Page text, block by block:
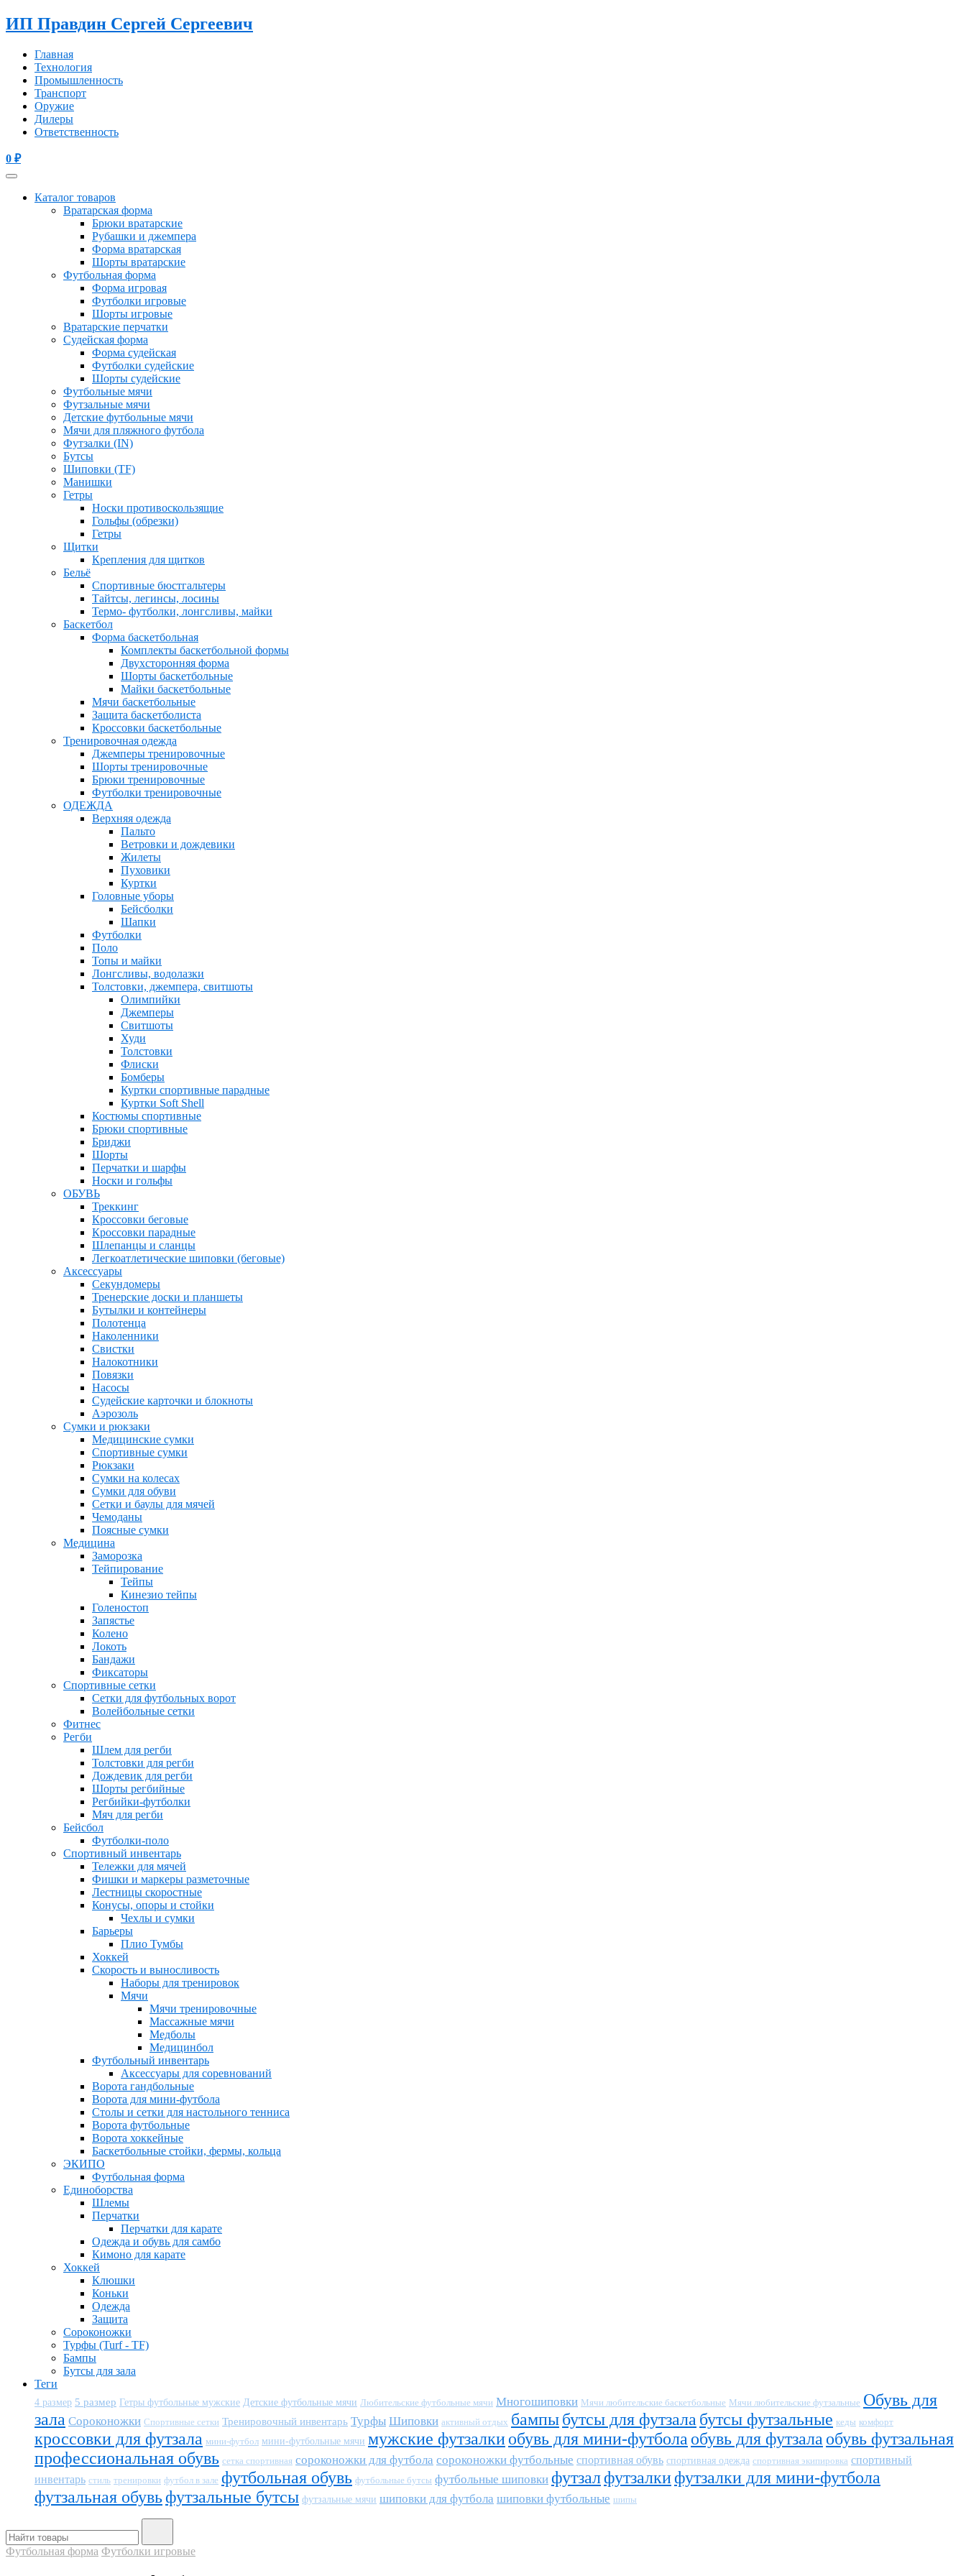
ИП Правдин Сергей Сергеевич
Главная
Технология
Промышленность
Транспорт
Оружие
Дилеры
Ответственность
0 ₽
Каталог товаров
Вратарская форма
Брюки вратарские
Рубашки и джемпера
Форма вратарская
Шорты вратарские
Футбольная форма
Форма игровая
Футболки игровые
Шорты игровые
Вратарские перчатки
Судейская форма
Форма судейская
Футболки судейские
Шорты судейские
Футбольные мячи
Футзальные мячи
Детские футбольные мячи
Мячи для пляжного футбола
Футзалки (IN)
Бутсы
Шиповки (TF)
Манишки
Гетры
Носки противоскользящие
Гольфы (обрезки)
Гетры
Щитки
Крепления для щитков
Бельё
Спортивные бюстгальтеры
Тайтсы, легинсы, лосины
Термо- футболки, лонгсливы, майки
Баскетбол
Форма баскетбольная
Комплекты баскетбольной формы
Двухсторонняя форма
Шорты баскетбольные
Майки баскетбольные
Мячи баскетбольные
Защита баскетболиста
Кроссовки баскетбольные
Тренировочная одежда
Джемперы тренировочные
Шорты тренировочные
Брюки тренировочные
Футболки тренировочные
ОДЕЖДА
Верхняя одежда
Пальто
Ветровки и дождевики
Жилеты
Пуховики
Куртки
Головные уборы
Бейсболки
Шапки
Футболки
Поло
Топы и майки
Лонгсливы, водолазки
Толстовки, джемпера, свитшоты
Олимпийки
Джемперы
Свитшоты
Худи
Толстовки
Флиски
Бомберы
Куртки спортивные парадные
Куртки Soft Shell
Костюмы спортивные
Брюки спортивные
Бриджи
Шорты
Перчатки и шарфы
Носки и гольфы
ОБУВЬ
Треккинг
Кроссовки беговые
Кроссовки парадные
Шлепанцы и сланцы
Легкоатлетические шиповки (беговые)
Аксессуары
Секундомеры
Тренерские доски и планшеты
Бутылки и контейнеры
Полотенца
Наколенники
Свистки
Налокотники
Повязки
Насосы
Судейские карточки и блокноты
Аэрозоль
Сумки и рюкзаки
Медицинские сумки
Спортивные сумки
Рюкзаки
Сумки на колесах
Сумки для обуви
Сетки и баулы для мячей
Чемоданы
Поясные сумки
Медицина
Заморозка
Тейпирование
Тейпы
Кинезио тейпы
Голеностоп
Запястье
Колено
Локоть
Бандажи
Фиксаторы
Спортивные сетки
Сетки для футбольных ворот
Волейбольные сетки
Фитнес
Регби
Шлем для регби
Толстовки для регби
Дождевик для регби
Шорты регбийные
Регбийки-футболки
Мяч для регби
Бейсбол
Футболки-поло
Спортивный инвентарь
Тележки для мячей
Фишки и маркеры разметочные
Лестницы скоростные
Конусы, опоры и стойки
Чехлы и сумки
Барьеры
Плио Тумбы
Хоккей
Скорость и выносливость
Наборы для тренировок
Мячи
Мячи тренировочные
Массажные мячи
Медболы
Медицинбол
Футбольный инвентарь
Аксессуары для соревнований
Ворота гандбольные
Ворота для мини-футбола
Столы и сетки для настольного тенниса
Ворота футбольные
Ворота хоккейные
Баскетбольные стойки, фермы, кольца
ЭКИПО
Футбольная форма
Единоборства
Шлемы
Перчатки
Перчатки для карате
Одежда и обувь для самбо
Кимоно для карате
Хоккей
Клюшки
Коньки
Одежда
Защита
Сороконожки
Турфы (Turf - TF)
Бампы
Бутсы для зала
Теги
4 размер 5 размер Гетры футбольные мужские Детские футбольные мячи Любительские футбольные мячи Многошиповки Мячи любительские баскетбольные Мячи любительские футзальные Обувь для
зала Сороконожки Спортивные сетки Тренировочный инвентарь Турфы Шиповки активный отдых бампыбутсы для футзала бутсы футзальные кеды комфорт
кроссовки для футзала мини-футбол мини-футбольные мячи мужские футзалкиобувь для мини-футбола обувь для футзала обувь футзальная
профессиональная обувь сетка спортивная сороконожки для футбола сороконожки футбольные спортивная обувь спортивная одежда спортивная экипировка спортивный
инвентарь стиль тренировки футбол в зале футбольная обувь футбольные бутсы футбольные шиповки футзалфутзалкифутзалки для мини-футбола
футзальная обувьфутзальные бутсы футзальные мячи шиповки для футбола шиповки футбольные шипы
Футбольная форма Футболки игровые